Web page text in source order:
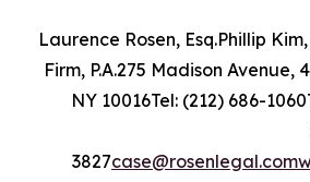
Laurence Rosen, Esq.Phillip
Firm, P.A.275 Madison Avenue,
NY 10016Tel: (212) 686-
3827case@rosenlegal.com